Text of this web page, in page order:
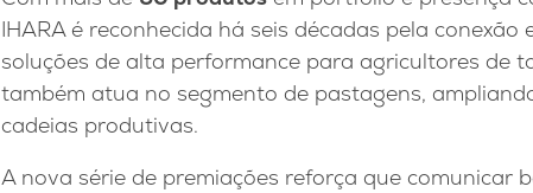
IHARA é reconhecida há seis décadas pela
soluções de alta performance para agricultores de
também atua no segmento de pastagens,
cadeias produtivas.
A nova série de premiações reforça que comunicar